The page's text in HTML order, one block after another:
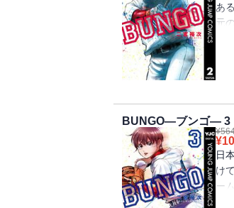
あ
元
い
BUNGO―ブンゴ― 3
¥
¥
日
け
ー
野